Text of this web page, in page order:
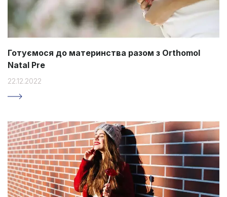
Готуємося до материнства разом з Orthomol
Natal Pre
22.12.2022